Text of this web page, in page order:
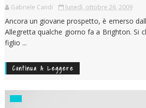
Gabriele Candi lunedì, ottobre 26, 2009
Ancora un giovane prospetto, è emerso
Allegretta qualche giorno fa a Brighton. Si
figlio ...
Continua A Leggere